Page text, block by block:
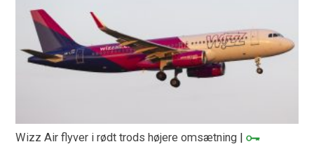
Wizz Air flyver i rødt trods højere omsætning |